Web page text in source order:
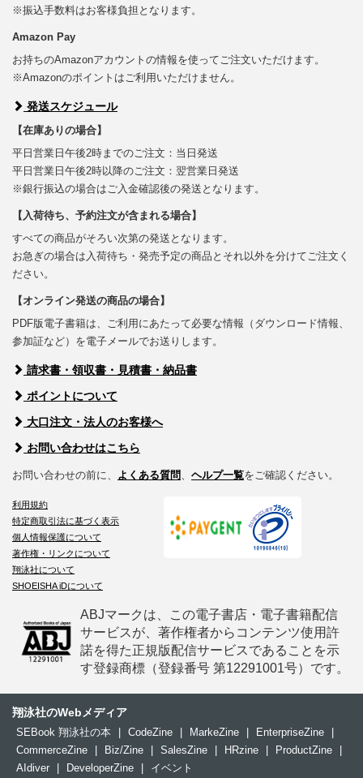
※振込手数料はお客様負担となります。
Amazon Pay
お持ちのAmazonアカウントの情報を使ってご注文いただけます。
※Amazonのポイントはご利用いただけません。
発送スケジュール
【在庫ありの場合】
平日営業日午後2時までのご注文：当日発送
平日営業日午後2時以降のご注文：翌営業日発送
※銀行振込の場合はご入金確認後の発送となります。
【入荷待ち、予約注文が含まれる場合】
すべての商品がそろい次第の発送となります。
お急ぎの場合は入荷待ち・発売予定の商品とそれ以外を分けてご注文く
ださい。
【オンライン発送の商品の場合】
PDF版電子書籍は、ご利用にあたって必要な情報（ダウンロード情報、
参加証など）を電子メールでお送りします。
請求書・領収書・見積書・納品書
ポイントについて
大口注文・法人のお客様へ
お問い合わせはこちら
お問い合わせの前に、 よくある質問、 ヘルプ一覧をご確認ください。
利用規約
特定商取引法に基づく表示
個人情報保護について
著作権・リンクについて
翔泳社について
SHOEISHA iDについて
ABJマークは、この電子書店・電子書籍配信
サービスが、著作権者からコンテンツ使用許
諾を得た正規版配信サービスであることを示
す登録商標（登録番号 第12291001号）です。
翔泳社のWebメディア
SEBook 翔泳社の本 CodeZine MarkeZine EnterpriseZine
CommerceZine
Biz/Zine SalesZine HRzine ProductZine
AIdiver
DeveloperZine イベント